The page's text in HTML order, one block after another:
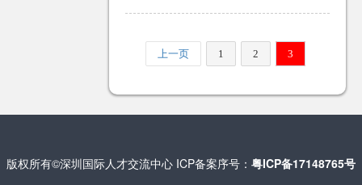
和国内有关单位的2000多名中外
构获国家外专局资格认定，达成
合作意向约4000项。
上一页 1 2 3
版权所有©深圳国际人才交流中心 ICP备案序号： 粤ICP备17148765号